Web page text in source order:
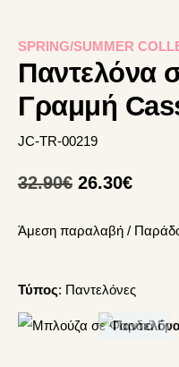
SPRING/SUMMER
Παντελόνα
Γραμμή
JC-TR-00219
32.90€ Original
was:
26.30€Η
τιμή
Άμεση παραλαβή /
Τύπος: Παντελόνες